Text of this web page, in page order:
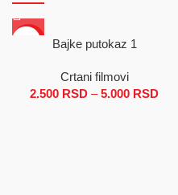
Bajke putokaz 1
Crtani filmovi
2.500 RSD – 5.000 RSD